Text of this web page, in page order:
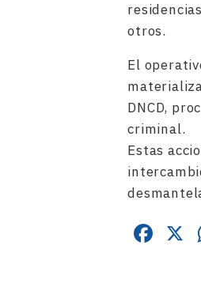
otros.
El
DNCD,
criminal.
Estas